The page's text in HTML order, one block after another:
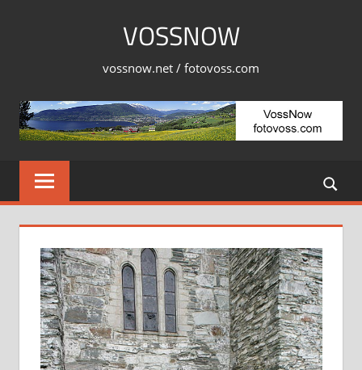
VOSSNOW
vossnow.net / fotovoss.com